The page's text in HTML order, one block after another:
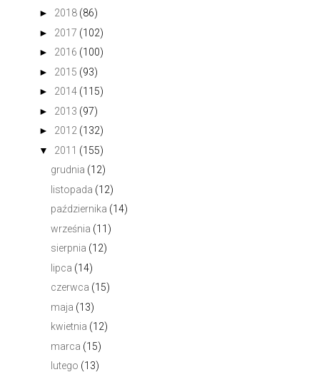
► 2018 (86)
► 2017 (102)
► 2016 (100)
► 2015 (93)
► 2014 (115)
► 2013 (97)
► 2012 (132)
▼
2011 (155)
grudnia (12)
listopada (12)
października (14)
września (11)
sierpnia (12)
lipca (14)
czerwca (15)
maja (13)
kwietnia (12)
marca (15)
lutego (13)